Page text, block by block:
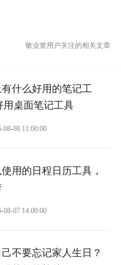
敬业签用户关注的相关文章
什么好用的笔记工
用桌面笔记工具
08-08 11:00:00
用的日程日历工具，
08-07 14:00:00
不要忘记家人生日？